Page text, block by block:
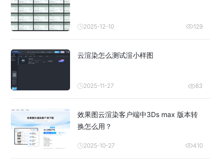
2025-12-10 129
云渲染怎么测试渲小样图
2025-11-27 83
效果图云渲染客户端中3Ds max 版本转
换怎么用？
2025-10-27 410